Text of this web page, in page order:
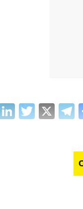
LinkedIn
Twitter
X